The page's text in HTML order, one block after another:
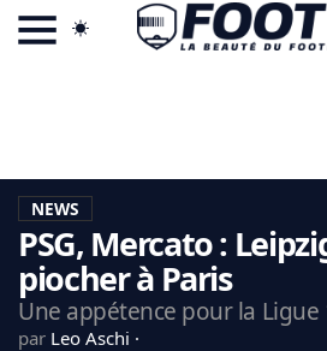
LA CHARTE
VIE PRIVÉE
CGU
CONTACTEZ-NOUS
NEWS
PSG, Mercato :
piocher à Paris
Une appétence pour la Ligue
par Leo Aschi